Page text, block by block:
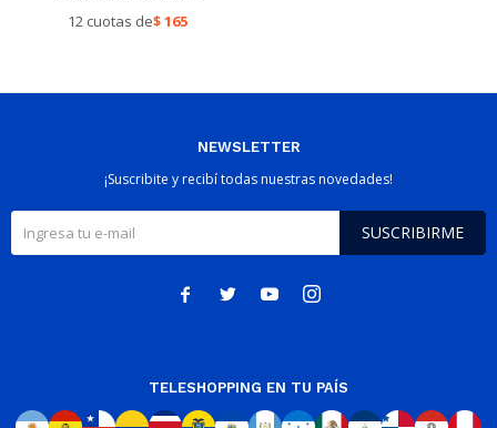
12 cuotas de$165
NEWSLETTER
¡Suscribite y recibí todas nuestras novedades!
SUSCRIBIRME
   
TELESHOPPING EN TU PAÍS